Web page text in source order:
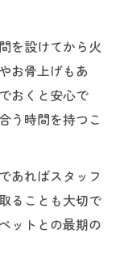
を設けてから火
お骨上げもあ
おくと安心で
う時間を持つこ
あればスタッフ
ることも大切で
ットとの最期の